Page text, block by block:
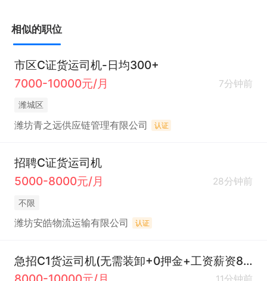
相似的职位
市区C证货运司机-日均300+
7000-10000元/月
7分钟前
潍城区
潍坊青之远供应链管理有限公司 认证
招聘C证货运司机
5000-8000元/月
28分钟前
不限
潍坊安皓物流运输有限公司 认证
急招C1货运司机(无需装卸+0押金+工资薪资8000+)